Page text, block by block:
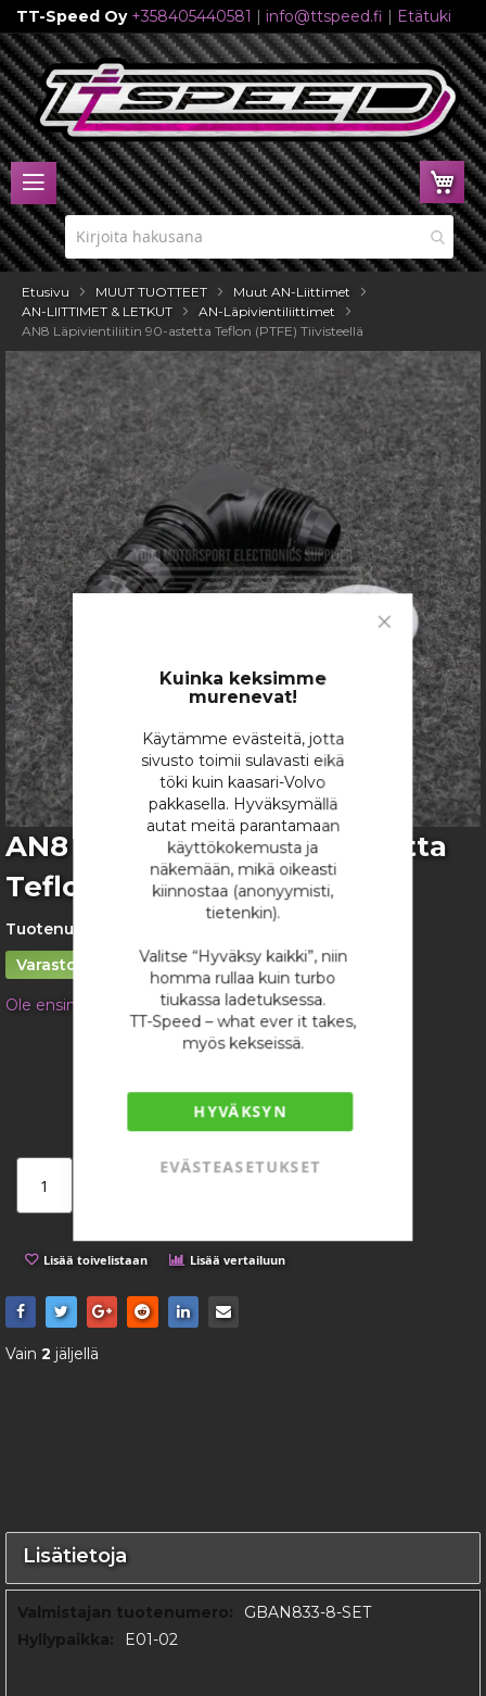
Close
Cookie
Kuinka keksimme
murenevat!
Käytämme evästeitä, jotta
sivusto toimii sulavasti eikä
töki kuin kaasari-Volvo
pakkasella. Hyväksymällä
autat meitä parantamaan
käyttökokemusta ja
näkemään, mikä oikeasti
kiinnostaa (anonyymisti,
tietenkin).
Valitse “Hyväksy kaikki”, niin
homma rullaa kuin turbo
tiukassa ladetuksessa.
TT-Speed – what ever it takes,
myös kekseissä.
HYVÄKSYN
EVÄSTEASETUKSET
TT-Speed Oy +358405440581 | info@ttspeed.fi | Etätuki
Skip
to
Content
Etusivu MUUT TUOTTEET
Muut AN-Liittimet
AN-LIITTIMET & LETKUT
AN-Läpivientiliittimet
AN8 Läpivientiliitin 90-astetta Teflon (PTFE) Tiivisteellä
Skip
the
end
of
the
images
gallery
Skip
to
the
beginning
of
images
AN8 Läpivientiliitin 90-astetta
Teflon (PTFE) Tiivisteellä
Tuotenumero:
Varastossa
Ole ensimmäinen tuotteen arvostelija
16,82 €
Lisää toivelistaan Lisää vertailuun
Vain 2 jäljellä
Lisätietoja
Lisätietoja
GBAN833-8-SET
E01-02